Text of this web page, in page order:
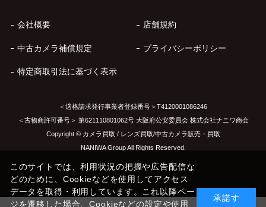
会社概要 店舗規約
中古カメラ補償規定 プライバシーポリシー
特定商取引法に基づく表示
＜適格請求発行事業者登録番号＞T4120001086246
＜古物商許可番号＞ 第621110801062号 大阪府公安委員会 株式会社ナニワ商会
Copyright © カメラ買取 / レンズ買取/中古カメラ販売・買取
NANIWA Group All Rights Reserved.
このサイトでは、利用状況の把握や広告配信な
どのために、Cookieなどを使用してアクセス
データを取得・利用しています。これ以降ペー
ジを遷移した場合、Cookieなどの設定や使用
承諾す